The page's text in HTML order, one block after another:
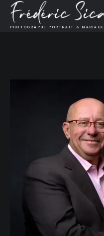
PHOTOGRAPHE PORTRAIT & MARIAGE